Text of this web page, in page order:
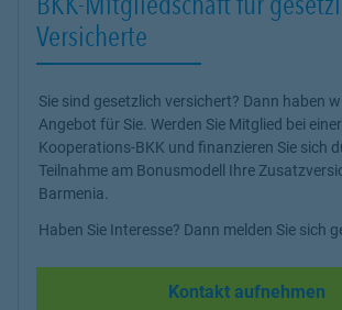
Versicherte
Sie sind gesetzlich versichert? Dann haben
Angebot für Sie. Werden Sie Mitglied bei
Kooperations-BKK und finanzieren Sie sich
Teilnahme am Bonusmodell Ihre
Barmenia.
Haben Sie Interesse? Dann melden Sie sich
Kontakt aufnehmen